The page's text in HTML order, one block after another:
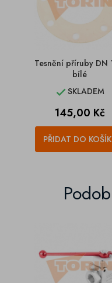
Tesnění příruby DN
bílé
SKLADEM
Cena
145,00 Kč
PŘIDAT DO